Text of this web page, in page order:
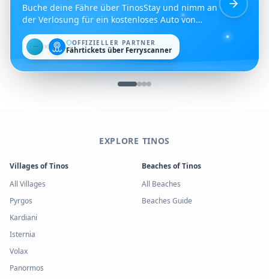
Buche deine Fähre über TinosStay und nimm an
der Verlosung für ein kostenloses Auto von
Dromos Rent a Car teil.
✕ OFFIZIELLER PARTNER
Fährtickets über Ferryscanner
EXPLORE TINOS
Villages of Tinos
All Villages
Pyrgos
Kardiani
Isternia
Volax
Panormos
Beaches of Tinos
All Beaches
Beaches Guide